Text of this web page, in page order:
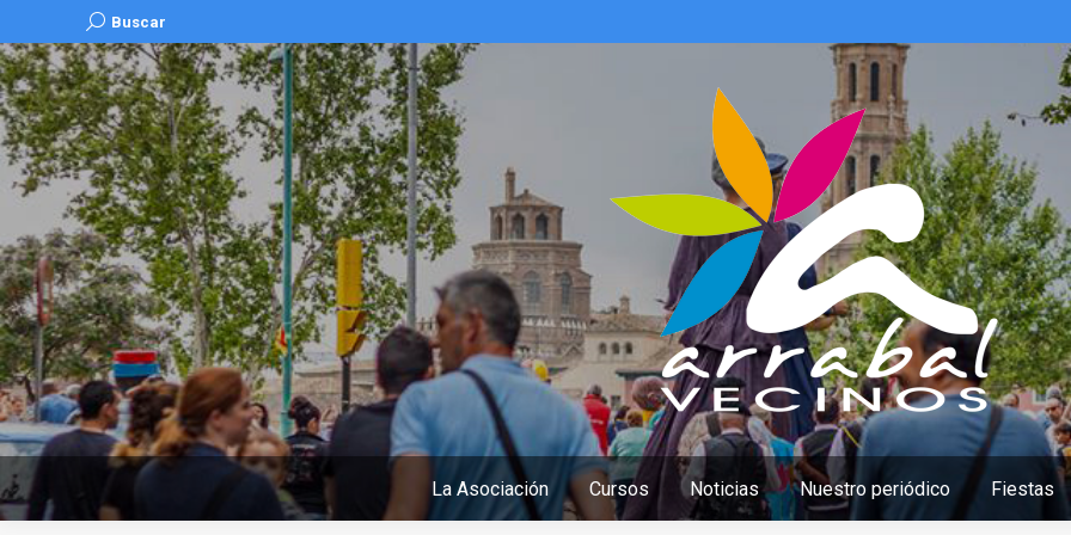
Buscar:
Buscar
La Asociación Cursos Noticias Nuestro periódico Fiestas